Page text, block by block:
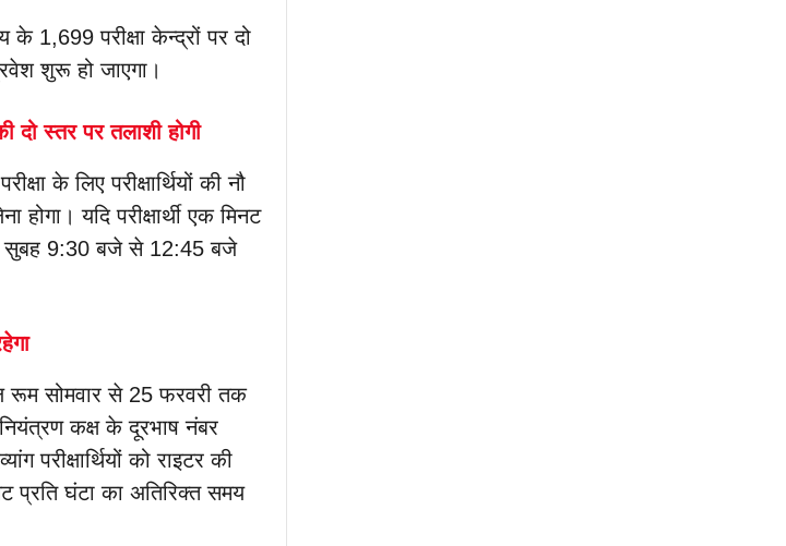
1,699 परीक्षा केन्द्रों पर दो
शुरू हो जाएगा।
दो स्तर पर तलाशी होगी
के लिए परीक्षार्थियों की नौ
यदि परीक्षार्थी एक मिनट
सुबह 9:30 बजे से 12:45 बजे
रूम सोमवार से 25 फरवरी तक
कक्ष के दूरभाष नंबर
को राइटर की
प्रति घंटा का अतिरिक्त समय